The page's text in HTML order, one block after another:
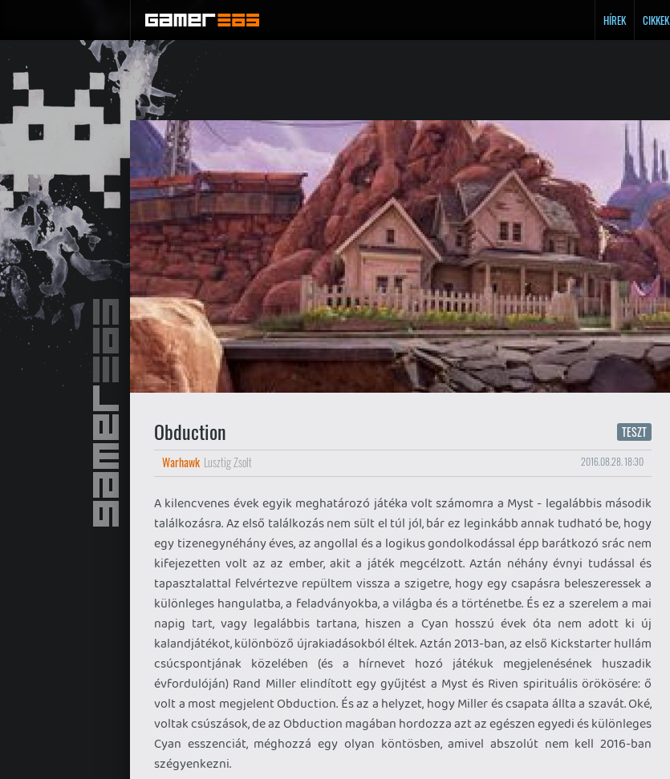
HÍREK CIKKEK
Obduction
TESZT
Warhawk Lusztig Zsolt 2016.08.28. 18:30
A kilencvenes évek egyik meghatározó játéka volt számomra a Myst - legalábbis második
találkozásra. Az első találkozás nem sült el túl jól, bár ez leginkább annak tudható be, hogy
egy tizenegynéhány éves, az angollal és a logikus gondolkodással épp barátkozó srác nem
kifejezetten volt az az ember, akit a játék megcélzott. Aztán néhány évnyi tudással és
tapasztalattal felvértezve repültem vissza a szigetre, hogy egy csapásra beleszeressek a
különleges hangulatba, a feladványokba, a világba és a történetbe. És ez a szerelem a mai
napig tart, vagy legalábbis tartana, hiszen a Cyan hosszú évek óta nem adott ki új
kalandjátékot, különböző újrakiadásokból éltek. Aztán 2013-ban, az első Kickstarter hullám
csúcspontjának közelében (és a hírnevet hozó játékuk megjelenésének huszadik
évfordulóján) Rand Miller elindított egy gyűjtést a Myst és Riven spirituális örökösére: ő
volt a most megjelent Obduction. És az a helyzet, hogy Miller és csapata állta a szavát. Oké,
voltak csúszások, de az Obduction magában hordozza azt az egészen egyedi és különleges
Cyan esszenciát, méghozzá egy olyan köntösben, amivel abszolút nem kell 2016-ban
szégyenkezni.